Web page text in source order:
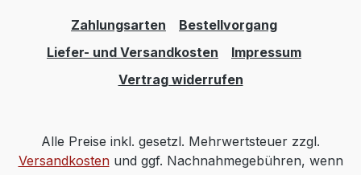
Zahlungsarten
Bestellvorgang
Liefer- und Versandkosten
Impressum
Vertrag widerrufen
Alle Preise inkl. gesetzl. Mehrwertsteuer zzgl.
Versandkostenund ggf. Nachnahmegebühren, wenn